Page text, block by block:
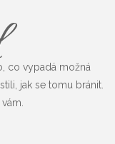
co vypadá možná
jak se tomu bránit.